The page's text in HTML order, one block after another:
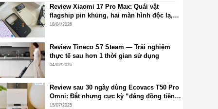
Review Xiaomi 17 Pro Max: Quái vật
flagship pin khủng, hai màn hình độc lạ,
cấu hình đỉnh cao, camera siêu đẹp
18/04/2026
Review Tineco S7 Steam — Trải nghiệm
thực tế sau hơn 1 thời gian sử dụng
04/02/2026
Review sau 30 ngày dùng Ecovacs T50 Pro
Omni: Đắt nhưng cực kỳ “đáng đồng tiền
bát gạo”!
15/07/2025